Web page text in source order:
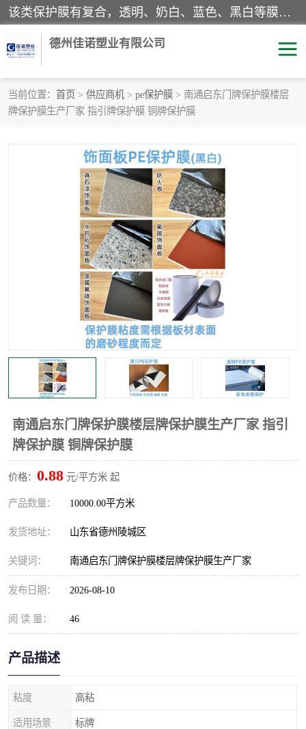
该类保护膜有复合，透明、奶白、蓝色、黑白等膜型。特高粘，高粘，中高粘，中粘，中低粘，低粘等。对于不同的粘力要求有相应的产品相适配。无胶渍残留污染。在较宽的收卷幅度下平整无皱纹，收卷长度大，利于机械化及自动化施工粘贴。为您的产品提供的表面保护解决方案。 产品广泛适用于：铝材、不锈钢、金属、塑料、电子、家电、家具、玻璃、化工材料、装饰材料等。
德州佳诺塑业有限公司
当前位置： 首页 > 供应商机 > pe保护膜 > 南通启东门牌保护膜楼层
牌保护膜生产厂家 指引牌保护膜 铜牌保护膜
南通启东门牌保护膜楼层牌保护膜生产厂家 指引
牌保护膜 铜牌保护膜
价格： 0.88 元/平方米 起
产品数量： 10000.00平方米
发货地址： 山东省德州陵城区
关键词： 南通启东门牌保护膜楼层牌保护膜生产厂家
发布日期： 2026-08-10
阅 读 量： 46
产品描述
粘度 高粘
适用场景 标牌
pe保护膜 包装膜
家具保护膜
透明保护膜
乳白保护膜
纯黑保护膜
彩钢板保护膜
不绣钢板保护膜 两边上胶保护膜
窗缝阻风胶带
不锈钢板保护膜 一次性隔离膜